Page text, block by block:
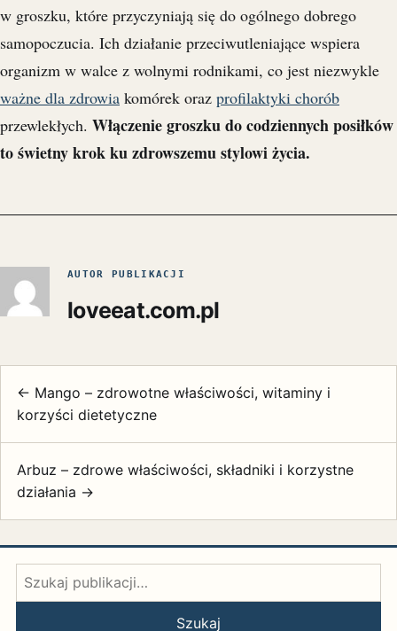
w groszku, które przyczyniają się do ogólnego dobrego
samopoczucia. Ich działanie przeciwutleniające wspiera
organizm w walce z wolnymi rodnikami, co jest niezwykle
ważne dla zdrowia komórek oraz profilaktyki chorób
przewlekłych. Włączenie groszku do codziennych posiłków
to świetny krok ku zdrowszemu stylowi życia.
AUTOR PUBLIKACJI
loveeat.com.pl
← Mango – zdrowotne właściwości, witaminy i
korzyści dietetyczne
Arbuz – zdrowe właściwości, składniki i korzystne
działania →
Szukaj:
Szukaj